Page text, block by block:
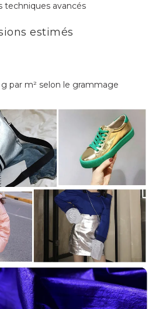
techniques avancés
estimés
par m² selon le grammage